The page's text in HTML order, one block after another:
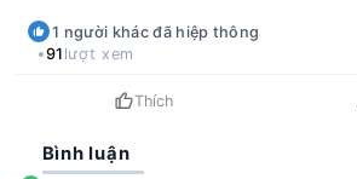
1 người khác đã hiệp thông
91 lượt xem
Thích
Bình luận